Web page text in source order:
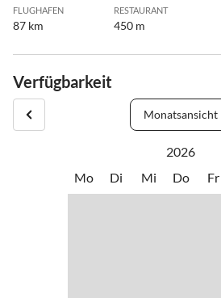
FLUGHAFEN
87 km
RESTAURANT
450 m
Verfügbarkeit
Monatsansicht
2026
Mo
Di Mi Do Fr